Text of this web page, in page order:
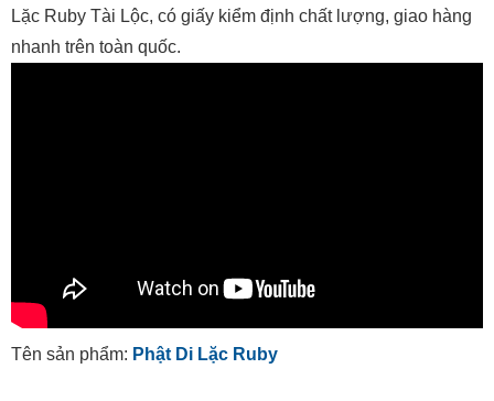
Lặc Ruby Tài Lộc, có giấy kiểm định chất lượng, giao hàng
nhanh trên toàn quốc.
Tên sản phẩm: Phật Di Lặc Ruby